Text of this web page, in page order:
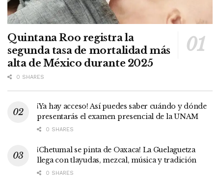
Quintana Roo registra la
segunda tasa de mortalidad más
alta de México durante 2025
0 SHARES
¡Ya hay acceso! Así puedes saber cuándo y dónde
presentarás el examen presencial de la UNAM
0 SHARES
¡Chetumal se pinta de Oaxaca! La Guelaguetza
llega con tlayudas, mezcal, música y tradición
0 SHARES